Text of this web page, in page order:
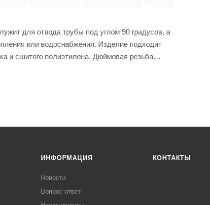
для отвода трубы под углом 90 градусов, а
или водоснабжения. Изделие подходит
и сшитого полиэтилена. Дюймовая резьба
ИНФОРМАЦИЯ
Новости
Вопрос-ответ
КОНТАКТЫ